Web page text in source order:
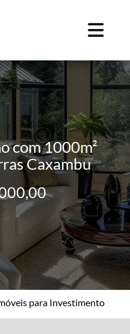
com 1000m²
Caxambu
para Investimento